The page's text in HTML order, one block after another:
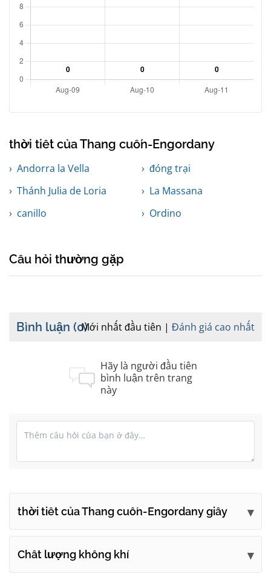
thời tiết của Thang cuốn-Engordany
Andorra la Vella
đóng trại
Thánh Julia de Loria
La Massana
canillo
Ordino
Câu hỏi thường gặp
Bình luận (0)Mới nhất đầu tiên Đánh giá cao nhất
Hãy là người đầu tiên
bình luận trên trang
này
thời tiết của Thang cuốn-Engordany giây
Chất lượng không khí